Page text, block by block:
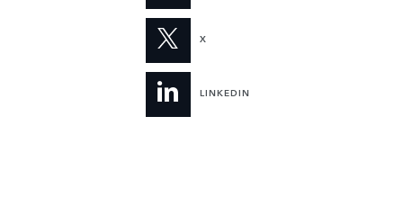
X
LINKEDIN